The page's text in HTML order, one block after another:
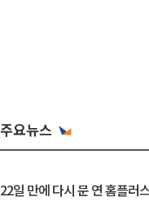
주요뉴스
22일 만에 다시 문 연 홈플러